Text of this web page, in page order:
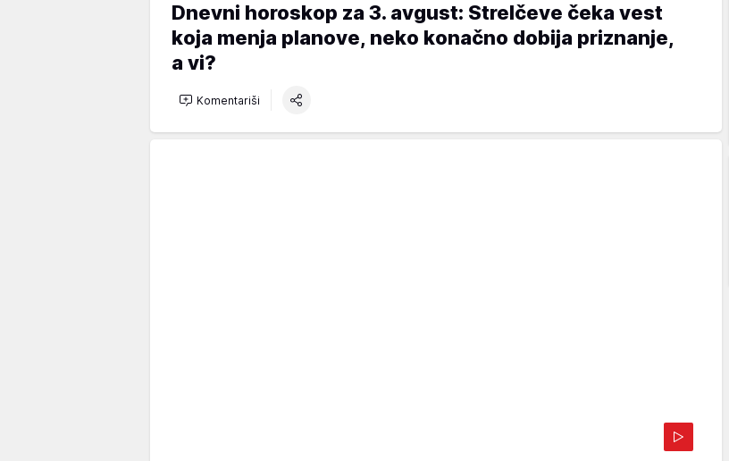
Dnevni horoskop za 3. avgust: Strelčeve čeka vest
koja menja planove, neko konačno dobija priznanje,
a vi?
Komentariši